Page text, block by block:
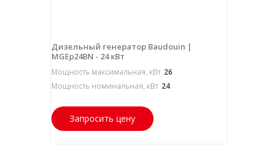
Дизельный генератор Baudouin |
MGEp24BN - 24 кВт
Мощность максимальная, кВт 26
Мощность номинальная, кВт 24
Запросить цену